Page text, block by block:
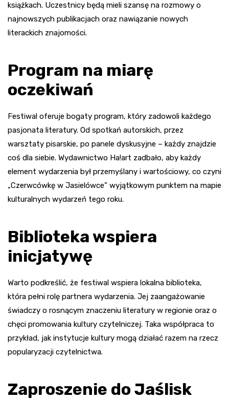
książkach. Uczestnicy będą mieli szansę na rozmowy o
najnowszych publikacjach oraz nawiązanie nowych
literackich znajomości.
Program na miarę
oczekiwań
Festiwal oferuje bogaty program, który zadowoli każdego
pasjonata literatury. Od spotkań autorskich, przez
warsztaty pisarskie, po panele dyskusyjne – każdy znajdzie
coś dla siebie. Wydawnictwo Ha!art zadbało, aby każdy
element wydarzenia był przemyślany i wartościowy, co czyni
„Czerwcówkę w Jasielówce” wyjątkowym punktem na mapie
kulturalnych wydarzeń tego roku.
Biblioteka wspiera
inicjatywę
Warto podkreślić, że festiwal wspiera lokalna biblioteka,
która pełni rolę partnera wydarzenia. Jej zaangażowanie
świadczy o rosnącym znaczeniu literatury w regionie oraz o
chęci promowania kultury czytelniczej. Taka współpraca to
przykład, jak instytucje kultury mogą działać razem na rzecz
popularyzacji czytelnictwa.
Zaproszenie do Jaślisk